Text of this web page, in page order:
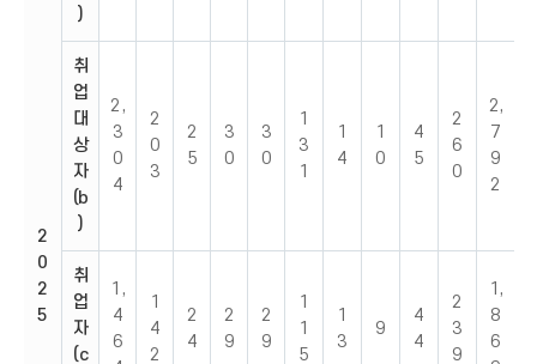
2
0
2
5
)
취
업
대
상
자
(b
)
2,
3
0
4
2
0
3
2
5
3
0
3
0
1
3
1
1
4
1
0
4
5
2
6
0
2,
7
9
2
취
업
자
(c
1,
4
6
1
4
2
2
4
2
9
2
9
1
1
5
1
3
9
4
4
2
3
9
1,
8
6